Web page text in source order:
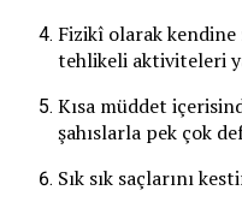
Fizikî olarak
tehlikeli aktiviteleri
Kısa müddet
şahıslarla pek çok
Sık sık saçlarını